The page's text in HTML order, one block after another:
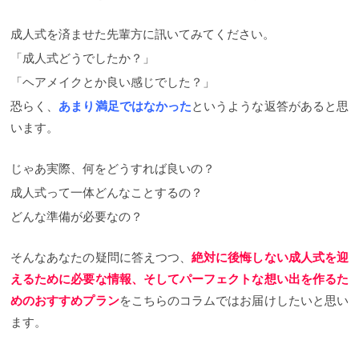
成人式を済ませた先輩方に訊いてみてください。
「成人式どうでしたか？」
「ヘアメイクとか良い感じでした？」
恐らく、 あまり満足ではなかったというような返答があると思
います。
じゃあ実際、何をどうすれば良いの？
成人式って一体どんなことするの？
どんな準備が必要なの？
そんなあなたの疑問に答えつつ、絶対に後悔しない成人式を迎
えるために必要な情報、そしてパーフェクトな想い出を作るた
めのおすすめプランをこちらのコラムではお届けしたいと思い
ます。